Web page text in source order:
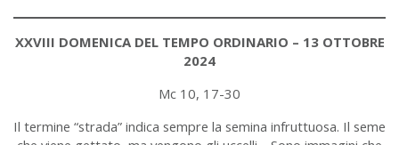
XXVIII DOMENICA DEL TEMPO ORDINARIO – 13 OTTOBRE
2024
Mc 10, 17-30
Il termine “strada” indica sempre la semina infruttuosa. Il seme